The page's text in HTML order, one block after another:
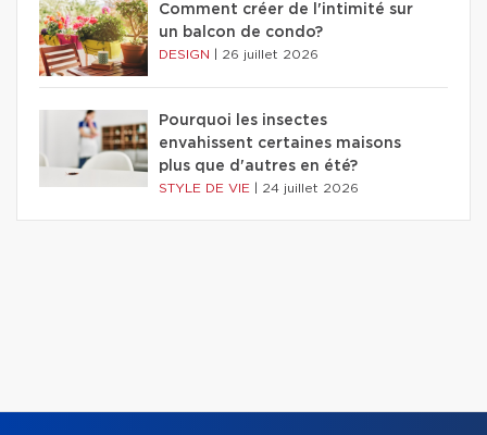
Comment créer de l'intimité sur
un balcon de condo?
DESIGN 26 juillet 2026
Pourquoi les insectes
envahissent certaines maisons
plus que d'autres en été?
STYLE DE VIE 24 juillet 2026